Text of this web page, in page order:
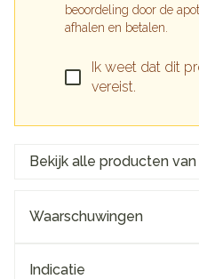
beoordeling door de
afhalen en betalen.
Ik weet dat dit
vereist.
Bekijk alle producten
Waarschuwingen
Indicatie